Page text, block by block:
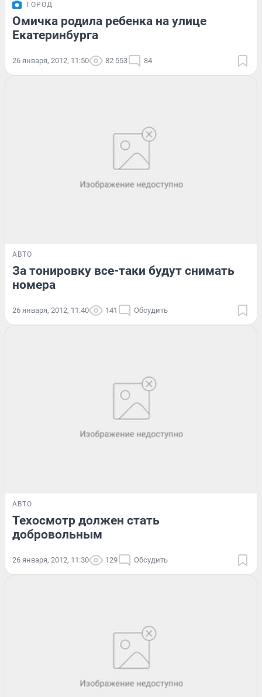
ГОРОД
Омичка родила ребенка на улице
Екатеринбурга
26 января, 2012, 11:50 82 553 84
АВТО
За тонировку все-таки будут снимать
номера
26 января, 2012, 11:40 141 Обсудить
АВТО
Техосмотр должен стать
добровольным
26 января, 2012, 11:30 129 Обсудить